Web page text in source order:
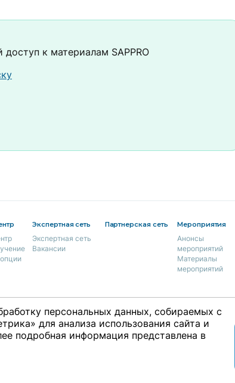
доступ к материалам SAPPRO
Экспертная сеть
Экспертная сеть
Вакансии
Партнерская сеть Мероприятия
Анонсы
мероприятий
Материалы
мероприятий
18+ © 2009 - 2026,
персональных данных, собираемых с
для анализа использования сайта и
подробная информация представлена в